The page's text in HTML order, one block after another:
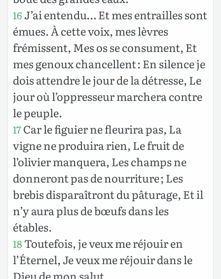
16 J’ai entendu… Et mes entrailles sont
émues. À cette voix, mes lèvres
frémissent, Mes os se consument, Et
mes genoux chancellent : En silence je
dois attendre le jour de la détresse, Le
jour où l’oppresseur marchera contre
le peuple.
17Car le figuier ne fleurira pas, La
vigne ne produira rien, Le fruit de
l’olivier manquera, Les champs ne
donneront pas de nourriture ; Les
brebis disparaîtront du pâturage, Et il
n’y aura plus de bœufs dans les
étables.
18Toutefois, je veux me réjouir en
l’Éternel, Je veux me réjouir dans le
Dieu de mon salut.